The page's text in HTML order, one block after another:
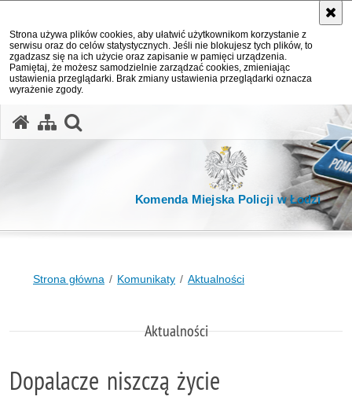
Strona używa plików cookies, aby ułatwić użytkownikom korzystanie z
serwisu oraz do celów statystycznych. Jeśli nie blokujesz tych plików, to
zgadzasz się na ich użycie oraz zapisanie w pamięci urządzenia.
Pamiętaj, że możesz samodzielnie zarządzać cookies, zmieniając
ustawienia przeglądarki. Brak zmiany ustawienia przeglądarki oznacza
wyrażenie zgody.
Komenda Miejska Policji w Łodzi
Strona główna Komunikaty Aktualności
Aktualności
Dopalacze niszczą życie